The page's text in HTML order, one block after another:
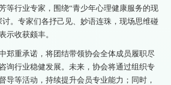
等行业专家，围绕“青少年心理健康服务的现
。专家们各抒己见、妙语连珠，现场思维碰
示收获颇丰。
郑重承诺，将团结带领协会全体成员履职尽
询行业稳健发展。未来，协会将通过组织专
导等活动，持续提升会员专业能力；同时，